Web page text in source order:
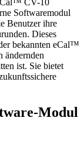
Softwaremodul
Benutzer ihre
Dieses
bekannten eCal™
ändernden
ist. Sie bietet
Modul